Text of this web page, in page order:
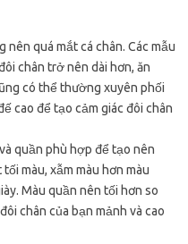
nên quá mắt cá chân. Các mẫu
chân trở nên dài hơn, ăn
có thể thường xuyên phối
cao để tạo cảm giác đôi chân
quần phù hợp để tạo nên
màu, xẫm màu hơn màu
Màu quần nên tối hơn so
chân của bạn mảnh và cao